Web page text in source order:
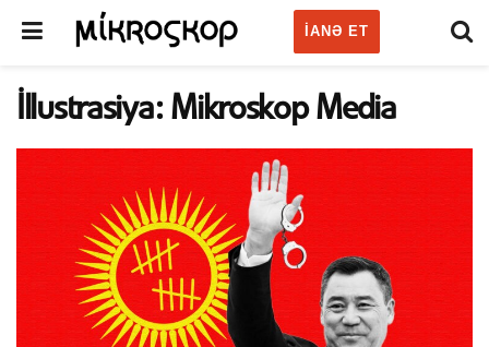
IANƏ ET
İllustrasiya: Mikroskop Media